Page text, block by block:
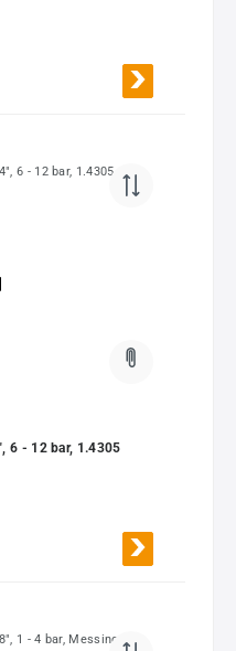
6 - 12 bar, 1.4305